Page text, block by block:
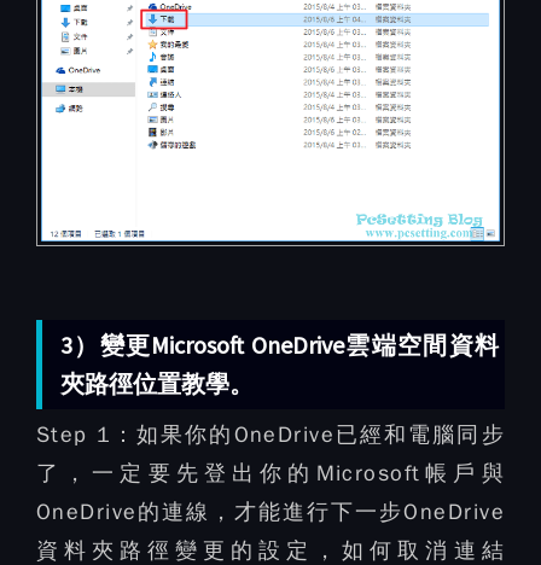
3）變更Microsoft OneDrive雲端空間資料
夾路徑位置教學。
Step 1：如果你的OneDrive已經和電腦同步
了，一定要先登出你的Microsoft帳戶與
OneDrive的連線，才能進行下一步OneDrive
資料夾路徑變更的設定，如何取消連結